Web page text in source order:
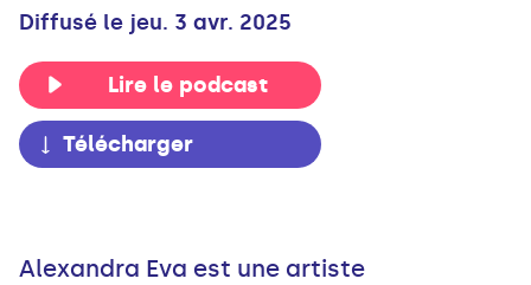
Diffusé le jeu. 3 avr. 2025
Lire le podcast
Télécharger
Alexandra Eva est une artiste